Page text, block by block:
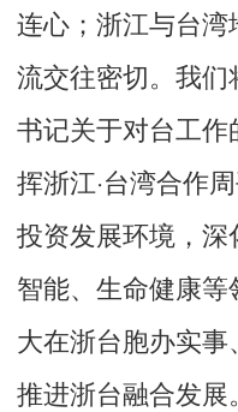
连心；浙江与台
流交往密切。我
书记关于对台工
挥浙江·台湾合作
投资发展环境，
智能、生命健康
大在浙台胞办实
推进浙台融合发展。